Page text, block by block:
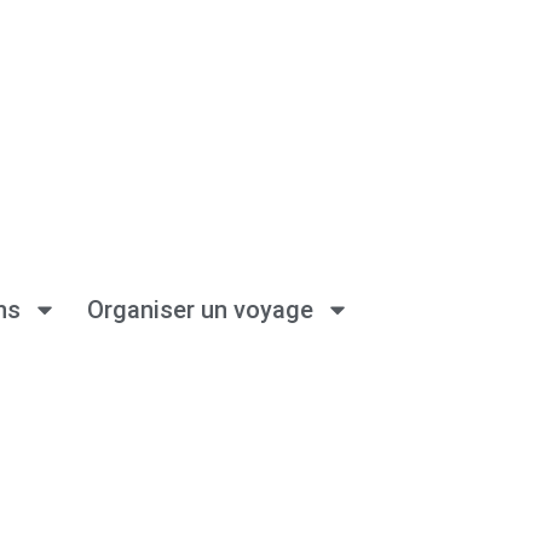
Organiser un voyage